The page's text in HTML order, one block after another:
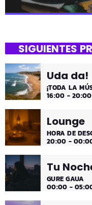
Las décadas de lo 50,
comienzo de tarde de
¡Disfruta!
SIGUIENTES
Uda da!
¡TODA LA
16:00 - 20:00
Lounge
HORA DE
20:00 -
Tu
GURE GAUA
00:00 -